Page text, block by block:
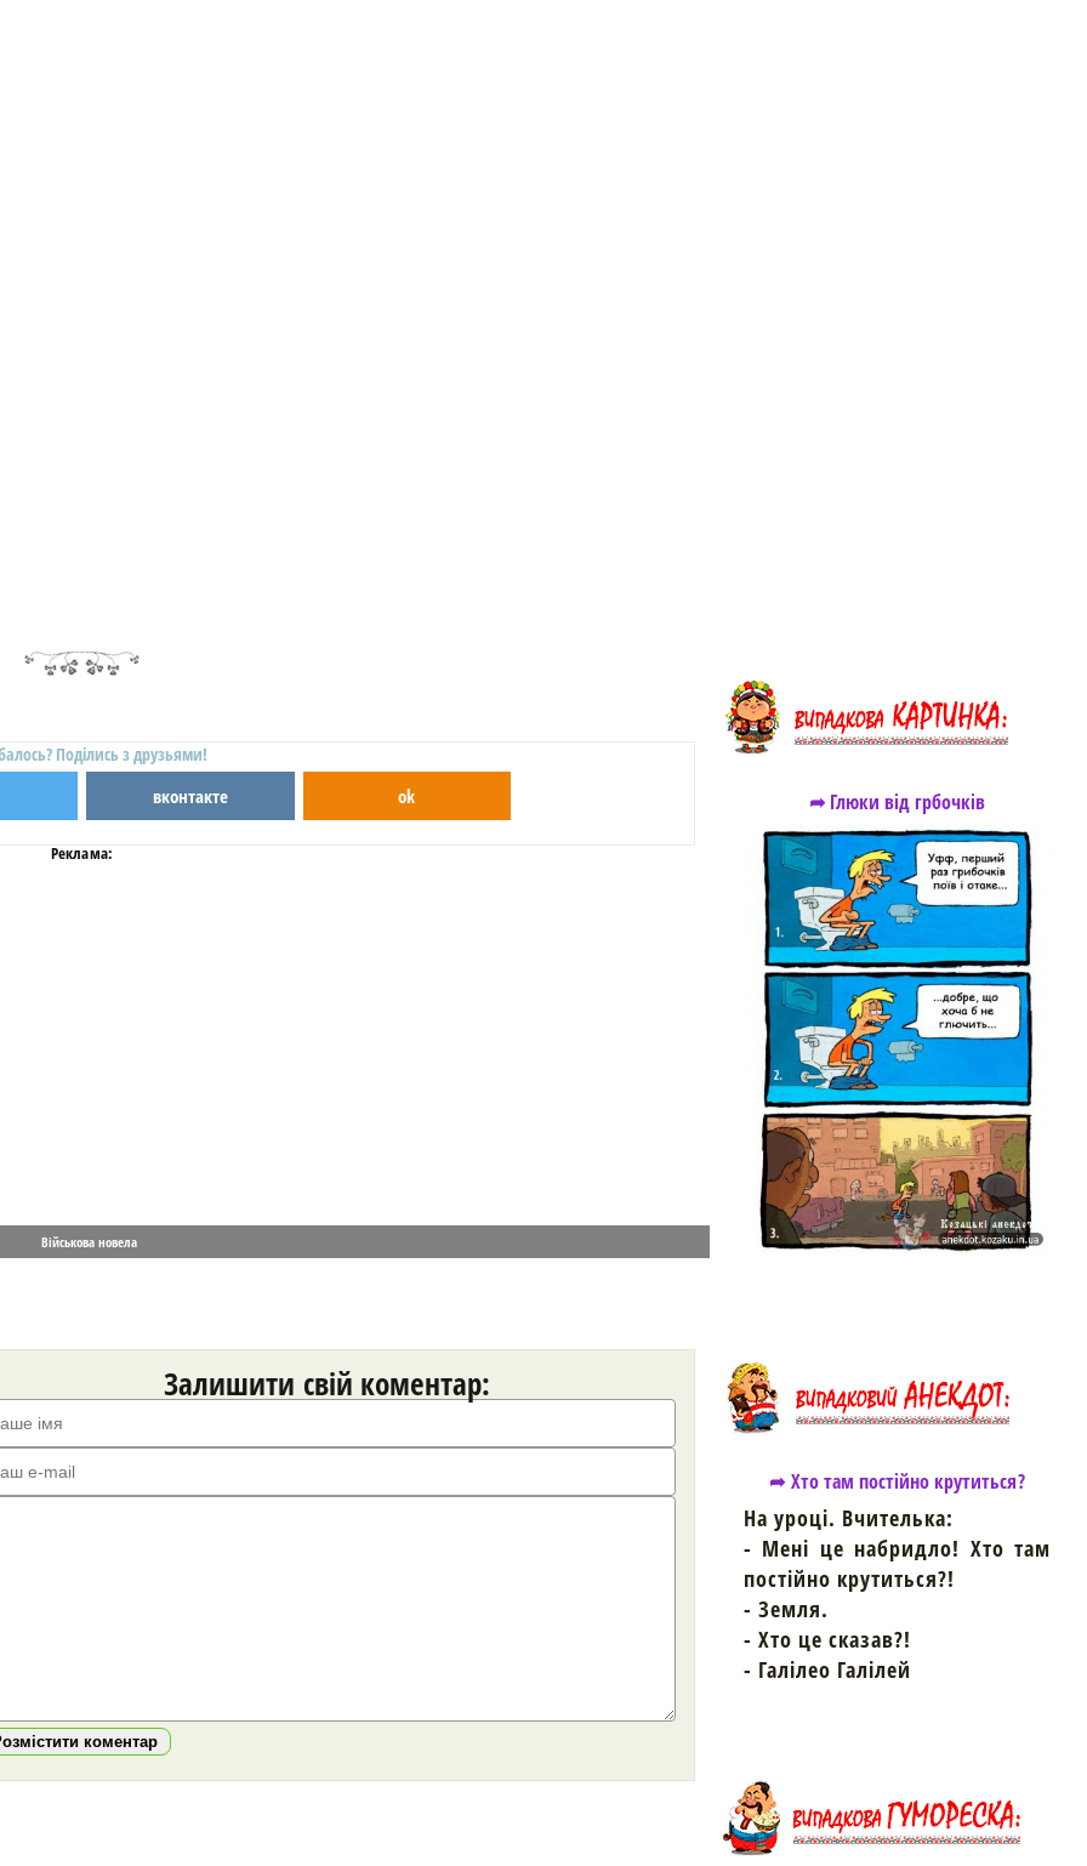
Поділись з друзьями!
вконтакте ok
Реклама:
Військова новела
Залишити свій коментар:
коментар
➦ Глюки від грбочків
➦ Хто там постійно крутиться?
На уроці. Вчителька:
- Мені це набридло! Хто там
постійно крутиться?!
- Земля.
- Хто це сказав?!
- Галілео Галілей